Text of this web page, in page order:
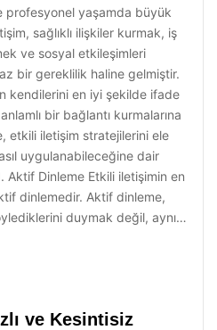
profesyonel yaşamda büyük
sağlıklı ilişkiler kurmak, iş
ve sosyal etkileşimleri
bir gereklilik haline gelmiştir.
kendilerini en iyi şekilde ifade
bir bağlantı kurmalarına
etkili iletişim stratejilerini ele
uygulanabileceğine dair
Aktif Dinleme Etkili iletişimin en
dinlemedir. Aktif dinleme,
duymak değil, aynı…
ve Kesintisiz